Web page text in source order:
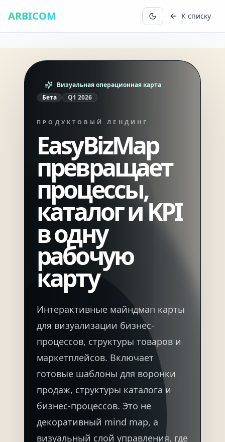
ARBICOM К списку
Визуальная операционная карта
Бета
Q1 2026
ПРОДУКТОВЫЙ ЛЕНДИНГ
EasyBizMap
превращает
процессы,
каталог и KPI
в одну
рабочую
карту
Интерактивные майндмап карты
для визуализации бизнес-
процессов, структуры товаров и
маркетплейсов. Включает
готовые шаблоны для воронки
продаж, структуры каталога и
бизнес-процессов. Это не
декоративный mind map, а
визуальный слой управления, где